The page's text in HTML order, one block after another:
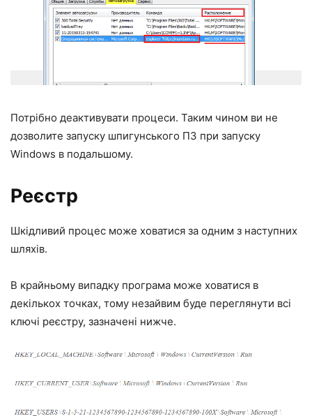
Потрібно деактивувати процеси. Таким чином ви не
дозволите запуску шпигунського ПЗ при запуску
Windows в подальшому.
Реєстр
Шкідливий процес може ховатися за одним з наступних
шляхів.
В крайньому випадку програма може ховатися в
декількох точках, тому незайвим буде переглянути всі
ключі реєстру, зазначені нижче.